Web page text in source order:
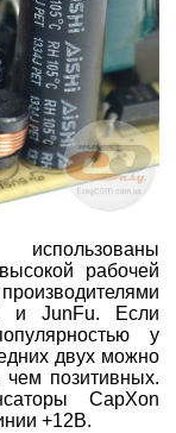
рабочей
и JunFu. Если
у
двух можно
чем позитивных.
CapXon
+12В.